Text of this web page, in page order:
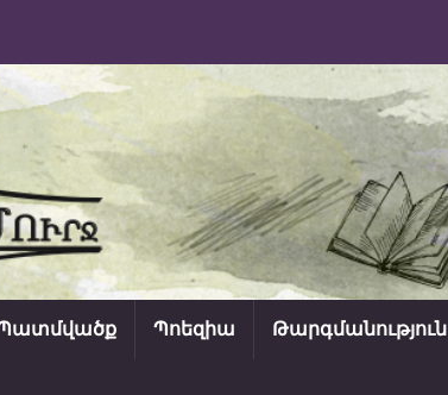
Պոեզիա Թարգմանություն